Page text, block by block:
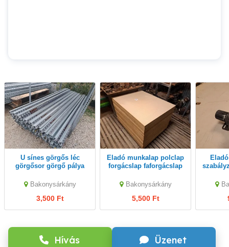
Hívás Üzenet
U sínes görgős léc
görgősor görgő pálya
1940mmx36mm
Bakonysárkány
3,500 Ft
Eladó munkalap polclap
forgácslap faforgácslap
Bakonysárkány
5,500 Ft
Eladó SMC nyomás
szabályzó